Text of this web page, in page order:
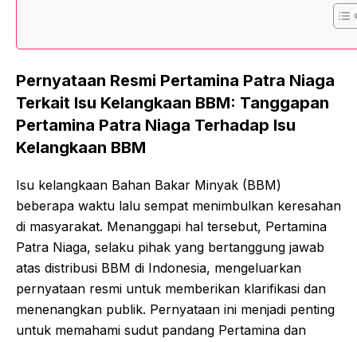
Pernyataan Resmi Pertamina Patra Niaga
Terkait Isu Kelangkaan BBM: Tanggapan
Pertamina Patra Niaga Terhadap Isu
Kelangkaan BBM
Isu kelangkaan Bahan Bakar Minyak (BBM)
beberapa waktu lalu sempat menimbulkan keresahan
di masyarakat. Menanggapi hal tersebut, Pertamina
Patra Niaga, selaku pihak yang bertanggung jawab
atas distribusi BBM di Indonesia, mengeluarkan
pernyataan resmi untuk memberikan klarifikasi dan
menenangkan publik. Pernyataan ini menjadi penting
untuk memahami sudut pandang Pertamina dan